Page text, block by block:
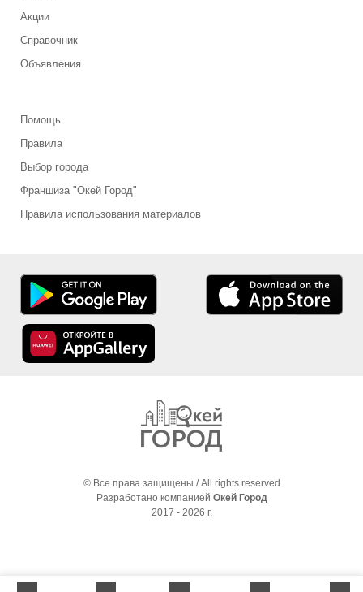
Акции
Справочник
Объявления
Помощь
Правила
Выбор города
Франшиза "Окей Город"
Правила использования материалов
© Все права защищены / All rights reserved
Разработано компанией Окей Город
2017 - 2026 г.